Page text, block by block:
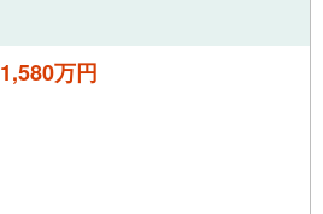
1,580万円